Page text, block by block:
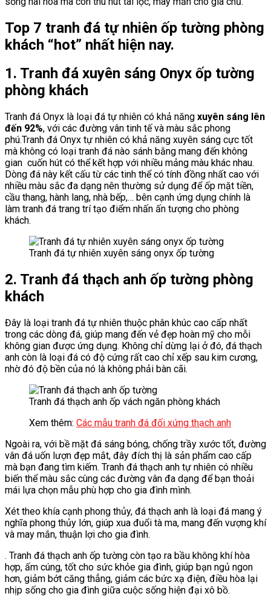
Top 7 tranh đá tự nhiên ốp tường phòng
khách “hot” nhất hiện nay.
1. Tranh đá xuyên sáng Onyx ốp tường
phòng khách
Tranh đá Onyx là loại đá tự nhiên có khả năng xuyên sáng lên
đến 92%, với các đường vân tinh tế và màu sắc phong
phú.Tranh đá Onyx tự nhiên có khả năng xuyên sáng cực tốt
mà không có loại tranh đá nào sánh bằng mang đến không
gian cuốn hút có thể kết hợp với nhiều mảng màu khác nhau.
Dòng đá này kết cấu từ các tinh thể có tính đồng nhất cao với
nhiều màu sắc đa dạng nên thường sử dụng để ốp mặt tiền,
cầu thang, hành lang, nhà bếp,… bên cạnh ứng dụng chính là
làm tranh đá trang trí tạo điểm nhấn ấn tượng cho phòng
khách.
Tranh đá tự nhiên xuyên sáng onyx ốp tường
2. Tranh đá thạch anh ốp tường phòng
khách
Đây là loại tranh đá tự nhiên thuộc phân khúc cao cấp nhất
trong các dòng đá, giúp mang đến vẻ đẹp hoàn mỹ cho mỗi
không gian được ứng dụng. Không chỉ dừng lại ở đó, đá thạch
anh còn là loại đá có độ cứng rất cao chỉ xếp sau kim cương,
nhờ đó độ bền của nó là không phải bàn cãi.
Tranh đá thạch anh ốp vách ngăn phòng khách
Xem thêm: Các mẫu tranh đá đối xứng thạch anh
Ngoài ra, với bề mặt đá sáng bóng, chống trầy xước tốt, đường
vân đá uốn lượn đẹp mắt, đây đích thị là sản phẩm cao cấp
mà bạn đang tìm kiếm. Tranh đá thạch anh tự nhiên có nhiều
biến thể màu sắc cùng các đường vân đa dạng để bạn thoải
mái lựa chọn mẫu phù hợp cho gia đình mình.
Xét theo khía cạnh phong thủy, đá thạch anh là loại đá mang ý
nghĩa phong thủy lớn, giúp xua đuổi tà ma, mang đến vượng khí
và may mắn, thuận lợi cho gia đình.
. Tranh đá thạch anh ốp tường còn tạo ra bầu không khí hòa
hợp, ấm cúng, tốt cho sức khỏe gia đình, giúp bạn ngủ ngon
hơn, giảm bớt căng thẳng, giảm các bức xạ điện, điều hòa lại
nhịp sống cho gia đình giữa cuộc sống hiện đại xô bồ.